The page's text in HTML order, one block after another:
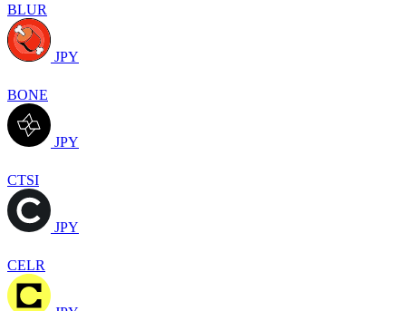
BLUR
JPY
BONE
JPY
CTSI
JPY
CELR